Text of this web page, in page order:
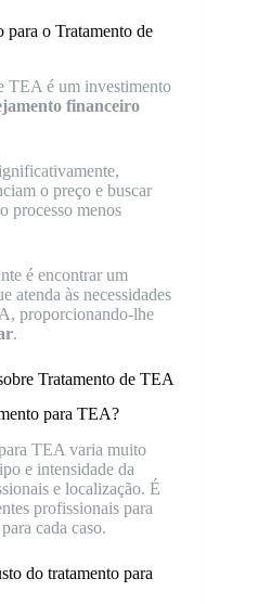
o Tratamento de
TEA é um investimento
financeiro
o preço e buscar
processo menos
é encontrar um
atenda às necessidades
proporcionando-lhe
.
Tratamento de TEA
para TEA?
TEA varia muito
e intensidade da
e localização. É
profissionais para
cada caso.
do tratamento para